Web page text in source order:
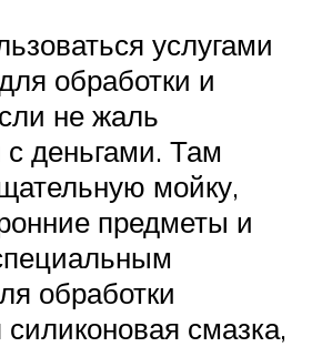
услугами
обработки и
не жаль
с деньгами. Там
мойку,
предметы и
обработки
силиконовая смазка,